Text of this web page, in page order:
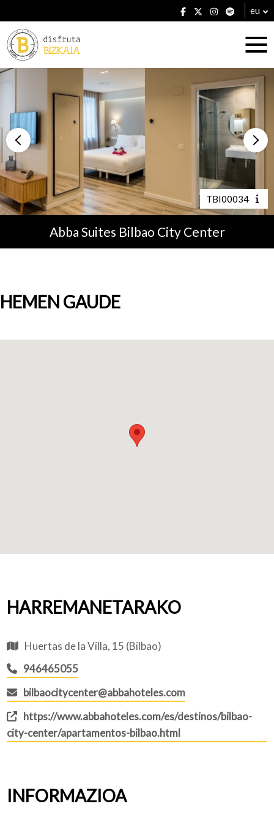
eu
Ostatuak
Jatetxeak
Planak
TBI00034
Abba Suites Bilbao City Center
HEMEN GAUDE
HARREMANETARAKO
Huertas de la Villa, 15 (Bilbao)
946465055
bilbaocitycenter@abbahoteles.com
https://www.abbahoteles.com/es/destinos/bilbao-
city-center/apartamentos-bilbao.html
INFORMAZIOA